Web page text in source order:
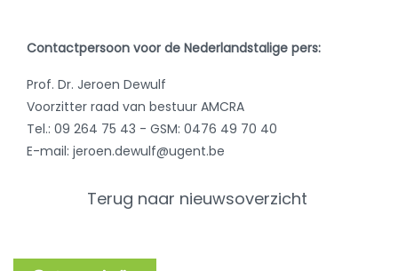
Contactpersoon voor de Nederlandstalige pers:
Prof. Dr. Jeroen Dewulf
Voorzitter raad van bestuur AMCRA
Tel.: 09 264 75 43 - GSM: 0476 49 70 40
E-mail: jeroen.dewulf@ugent.be
Terug naar nieuwsoverzicht